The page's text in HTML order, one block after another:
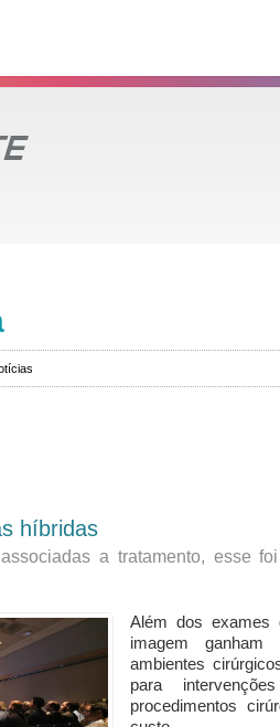
híbridas
a tratamento, esse
​Além dos exames
imagem
ambientes
para
procedimentos